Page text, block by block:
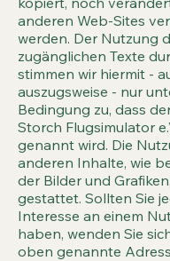
anderen Web-Sites
werden. Der Nutzung
zugänglichen Texte
stimmen wir hiermit -
auszugsweise - nur
Bedingung zu, dass
Storch Flugsimulator
genannt wird. Die
anderen Inhalte, wie
der Bilder und
gestattet. Sollten Sie
Interesse an einem
haben, wenden Sie
oben genannte